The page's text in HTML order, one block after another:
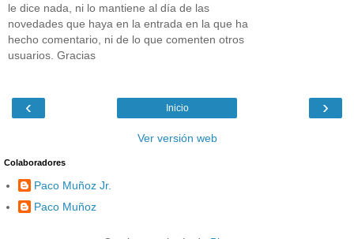
le dice nada, ni lo mantiene al día de las
novedades que haya en la entrada en la que ha
hecho comentario, ni de lo que comenten otros
usuarios. Gracias
‹ ›
Inicio
Ver versión web
Colaboradores
Paco Muñoz Jr.
Paco Muñoz